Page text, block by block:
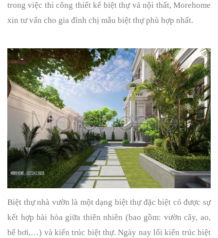
trong việc thi công thiết kế biệt thự và nội thất, Morehome
xin tư vấn cho gia đình chị mẫu biệt thự phù hợp nhất.
Biệt thự nhà vườn là một dạng biệt thự đặc biệt có được sự
kết hợp hài hòa giữa thiên nhiên (bao gồm: vườn cây, ao,
bể bơi,…) và kiến trúc biệt thự. Ngày nay lối kiến trúc biệt